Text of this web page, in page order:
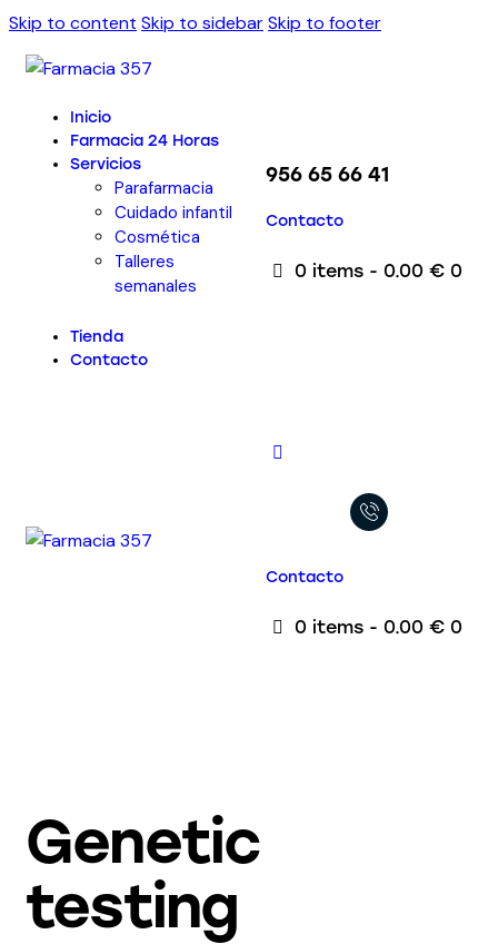
Skip to content Skip to sidebarSkip to footer
Inicio
Farmacia 24 Horas
Servicios
Parafarmacia
Cuidado infantil
Cosmética
Talleres
semanales
Tienda
Contacto
956 65 66 41
Contacto
0 items -0.00 € 0
Contacto
0 items -0.00 € 0
Genetic
testing